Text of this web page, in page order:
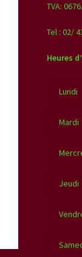
TVA:
Tel : 02/
Heures
Lundi
Mardi
Jeudi